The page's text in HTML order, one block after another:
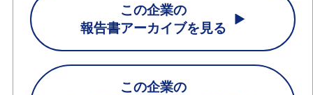
この企業の
報告書アーカイブを見る
この企業の